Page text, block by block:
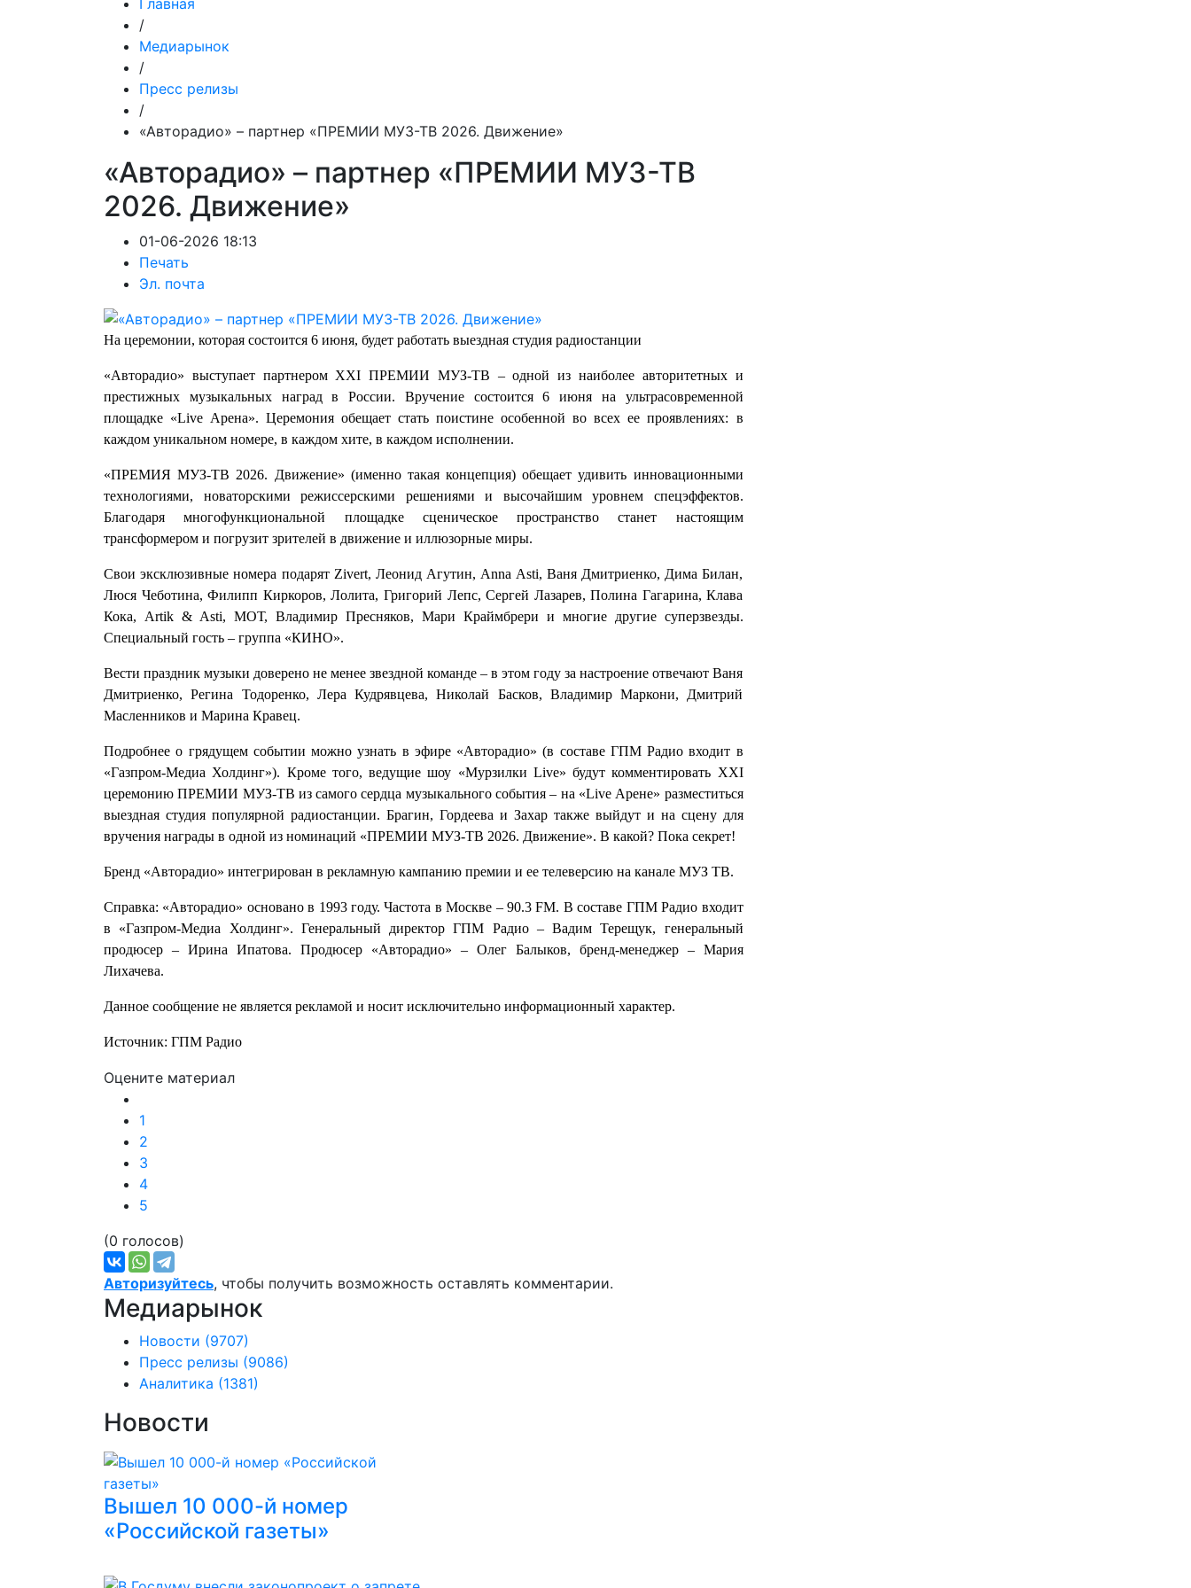
Главная
/
Медиарынок
/
Пресс релизы
/
«Авторадио» – партнер «ПРЕМИИ МУЗ-ТВ 2026. Движение»
«Авторадио» – партнер «ПРЕМИИ МУЗ-ТВ
2026. Движение»
01-06-2026 18:13
Печать
Эл. почта
На церемонии, которая состоится 6 июня, будет работать выездная студия радиостанции
«Авторадио» выступает партнером XXI ПРЕМИИ МУЗ-ТВ – одной из наиболее авторитетных и
престижных музыкальных наград в России. Вручение состоится 6 июня на ультрасовременной
площадке «Live Арена». Церемония обещает стать поистине особенной во всех ее проявлениях: в
каждом уникальном номере, в каждом хите, в каждом исполнении.
«ПРЕМИЯ МУЗ-ТВ 2026. Движение» (именно такая концепция) обещает удивить инновационными
технологиями, новаторскими режиссерскими решениями и высочайшим уровнем спецэффектов.
Благодаря многофункциональной площадке сценическое пространство станет настоящим
трансформером и погрузит зрителей в движение и иллюзорные миры.
Свои эксклюзивные номера подарят Zivert, Леонид Агутин, Anna Asti, Ваня Дмитриенко, Дима Билан,
Люся Чеботина, Филипп Киркоров, Лолита, Григорий Лепс, Сергей Лазарев, Полина Гагарина, Клава
Кока, Artik & Asti, МОТ, Владимир Пресняков, Мари Краймбрери и многие другие суперзвезды.
Специальный гость – группа «КИНО».
Вести праздник музыки доверено не менее звездной команде – в этом году за настроение отвечают Ваня
Дмитриенко, Регина Тодоренко, Лера Кудрявцева, Николай Басков, Владимир Маркони, Дмитрий
Масленников и Марина Кравец.
Подробнее о грядущем событии можно узнать в эфире «Авторадио» (в составе ГПМ Радио входит в
«Газпром-Медиа Холдинг»). Кроме того, ведущие шоу «Мурзилки Live» будут комментировать XXI
церемонию ПРЕМИИ МУЗ-ТВ из самого сердца музыкального события – на «Live Арене» разместиться
выездная студия популярной радиостанции. Брагин, Гордеева и Захар также выйдут и на сцену для
вручения награды в одной из номинаций «ПРЕМИИ МУЗ-ТВ 2026. Движение». В какой? Пока секрет!
Бренд «Авторадио» интегрирован в рекламную кампанию премии и ее телеверсию на канале МУЗ ТВ.
Справка: «Авторадио» основано в 1993 году. Частота в Москве – 90.3 FM. В составе ГПМ Радио входит
в «Газпром-Медиа Холдинг». Генеральный директор ГПМ Радио – Вадим Терещук, генеральный
продюсер – Ирина Ипатова. Продюсер «Авторадио» – Олег Балыков, бренд-менеджер – Мария
Лихачева.
Данное сообщение не является рекламой и носит исключительно информационный характер.
Источник: ГПМ Радио
Оцените материал
1
2
3
4
5
(0 голосов)
Авторизуйтесь, чтобы получить возможность оставлять комментарии.
Медиарынок
Новости (9707)
Пресс релизы (9086)
Аналитика (1381)
Новости
Вышел 10 000-й номер
«Российской газеты»